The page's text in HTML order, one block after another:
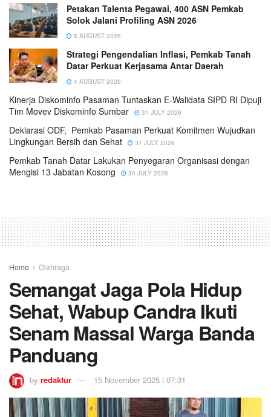
Petakan Talenta Pegawai, 400 ASN Pemkab
Solok Jalani Profiling ASN 2026
5 AUGUST 2026
Strategi Pengendalian Inflasi, Pemkab Tanah
Datar Perkuat Kerjasama Antar Daerah
4 AUGUST 2026
Kinerja Diskominfo Pasaman Tuntaskan E-Walidata SIPD RI Dipuji
Tim Movev Diskominfo Sumbar
31 JULY 2026
Deklarasi ODF, Pemkab Pasaman Perkuat Komitmen Wujudkan
Lingkungan Bersih dan Sehat
31 JULY 2026
Pemkab Tanah Datar Lakukan Penyegaran Organisasi dengan
Mengisi 13 Jabatan Kosong
30 JULY 2026
Home Olahraga
Semangat Jaga Pola Hidup
Sehat, Wabup Candra Ikuti
Senam Massal Warga Banda
Panduang
by redaktur 15 November 2025 | 07:31